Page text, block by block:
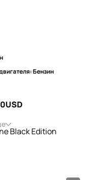
Бензин
USD